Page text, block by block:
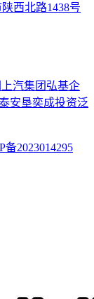
西北路1438号
上汽集团 弘基企
安垦奕成投资泛
备2023014295